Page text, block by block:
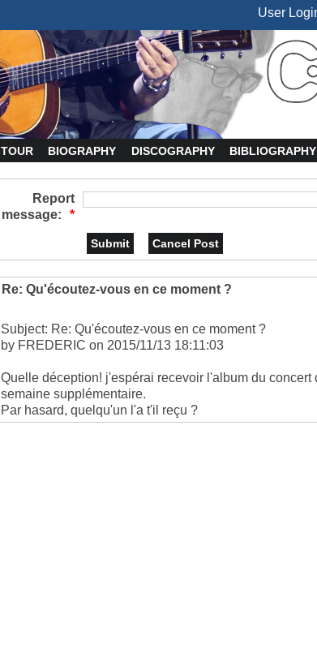
User
TOUR BIOGRAPHY DISCOGRAPHY BIBLIOGRAPHY
Report
message:
*
Re: Qu'écoutez-vous en ce moment ?
Subject: Re: Qu'écoutez-vous en ce moment ?
by FREDERIC on 2015/11/13 18:11:03
Quelle déception! j'espérai recevoir l'album du
semaine supplémentaire.
Par hasard, quelqu'un l'a t'il reçu ?